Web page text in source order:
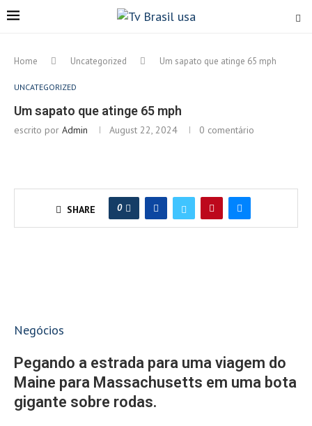
Home Uncategorized Um sapato que atinge 65 mph
UNCATEGORIZED
Um sapato que atinge 65 mph
escrito por Admin August 22, 2024 0 comentário
SHARE 0
Negócios
Pegando a estrada para uma viagem do
Maine para Massachusetts em uma bota
gigante sobre rodas.